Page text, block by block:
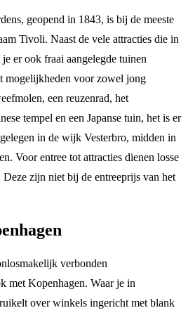
geopend in 1843, is bij de meeste
Tivoli. Naast de vele attracties die in
er ook fraai aangelegde tuinen
mogelijkheden voor zowel jong
een reuzenrad, het
tempel en een Japanse tuin, het is er
in de wijk Vesterbro, midden in
Voor entree tot attracties dienen losse
zijn niet bij de entreeprijs van het
verbonden
met Kopenhagen. Waar je in
over winkels ingericht met blank